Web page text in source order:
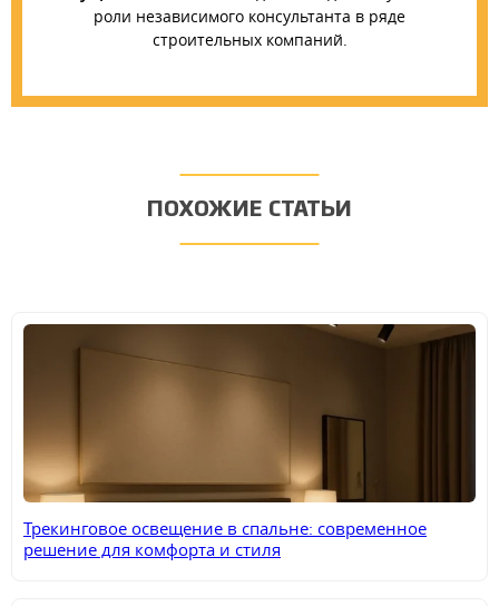
роли независимого консультанта в ряде
строительных компаний.
ПОХОЖИЕ СТАТЬИ
Трекинговое освещение в спальне: современное
решение для комфорта и стиля